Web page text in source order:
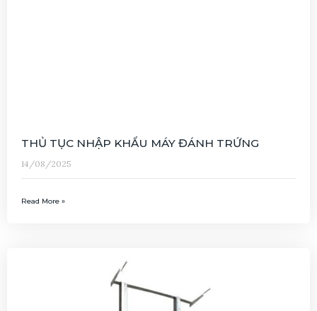
THỦ TỤC NHẬP KHẨU MÁY ĐÁNH TRỨNG
14/08/2025
Read More »